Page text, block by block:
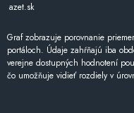
azet.sk
Graf zobrazuje porovnanie
portáloch. Údaje zahŕňajú iba
verejne dostupných hodnotení
čo umožňuje vidieť rozdiely v